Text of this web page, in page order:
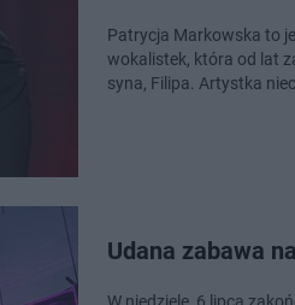
Patrycja Markowska to
wokalistek, która od lat
syna, Filipa. Artystka
Udana zabawa